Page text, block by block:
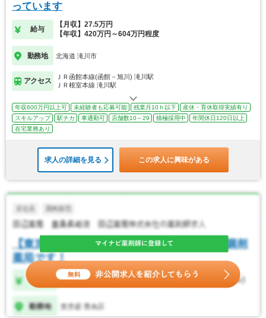
っています
給与
【月収】27.5万円
【年収】420万円～604万円程度
勤務地 北海道 滝川市
アクセス
ＪＲ函館本線(函館－旭川) 滝川駅
ＪＲ根室本線 滝川駅
年収600万円以上可 未経験者も応募可能 残業月10ｈ以下
産休・育休取得実績有り
スキルアップ
駅チカ 車通勤可 店舗数10～29 積極採用中
年間休日120日以上
在宅業務あり
求人の詳細を見る この求人に興味がある